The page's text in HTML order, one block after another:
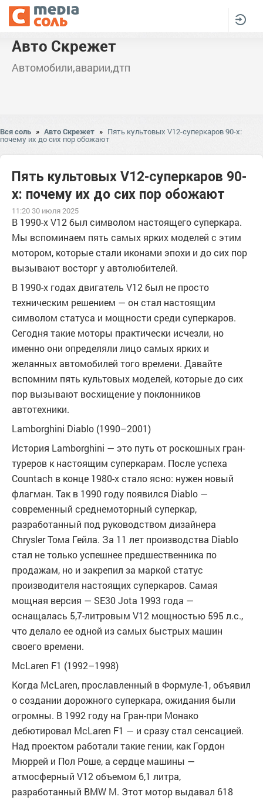
Авто Скрежет
Автомобили,аварии,дтп
Вся соль » Авто Скрежет » Пять культовых V12-суперкаров 90-х:
почему их до сих пор обожают
Пять культовых V12-суперкаров 90-
х: почему их до сих пор обожают
11:20 30 июля 2025
В 1990-х V12 был символом настоящего суперкара.
Мы вспоминаем пять самых ярких моделей с этим
мотором, которые стали иконами эпохи и до сих пор
вызывают восторг у автолюбителей.
В 1990-х годах двигатель V12 был не просто
техническим решением — он стал настоящим
символом статуса и мощности среди суперкаров.
Сегодня такие моторы практически исчезли, но
именно они определяли лицо самых ярких и
желанных автомобилей того времени. Давайте
вспомним пять культовых моделей, которые до сих
пор вызывают восхищение у поклонников
автотехники.
Lamborghini Diablo (1990–2001)
История Lamborghini — это путь от роскошных гран-
туреров к настоящим суперкарам. После успеха
Countach в конце 1980-х стало ясно: нужен новый
флагман. Так в 1990 году появился Diablo —
современный среднемоторный суперкар,
разработанный под руководством дизайнера
Chrysler Тома Гейла. За 11 лет производства Diablo
стал не только успешнее предшественника по
продажам, но и закрепил за маркой статус
производителя настоящих суперкаров. Самая
мощная версия — SE30 Jota 1993 года —
оснащалась 5,7-литровым V12 мощностью 595 л.с.,
что делало ее одной из самых быстрых машин
своего времени.
McLaren F1 (1992–1998)
Когда McLaren, прославленный в Формуле-1, объявил
о создании дорожного суперкара, ожидания были
огромны. В 1992 году на Гран-при Монако
дебютировал McLaren F1 — и сразу стал сенсацией.
Над проектом работали такие гении, как Гордон
Мюррей и Пол Роше, а сердце машины —
атмосферный V12 объемом 6,1 литра,
разработанный BMW M. Этот мотор выдавал 618